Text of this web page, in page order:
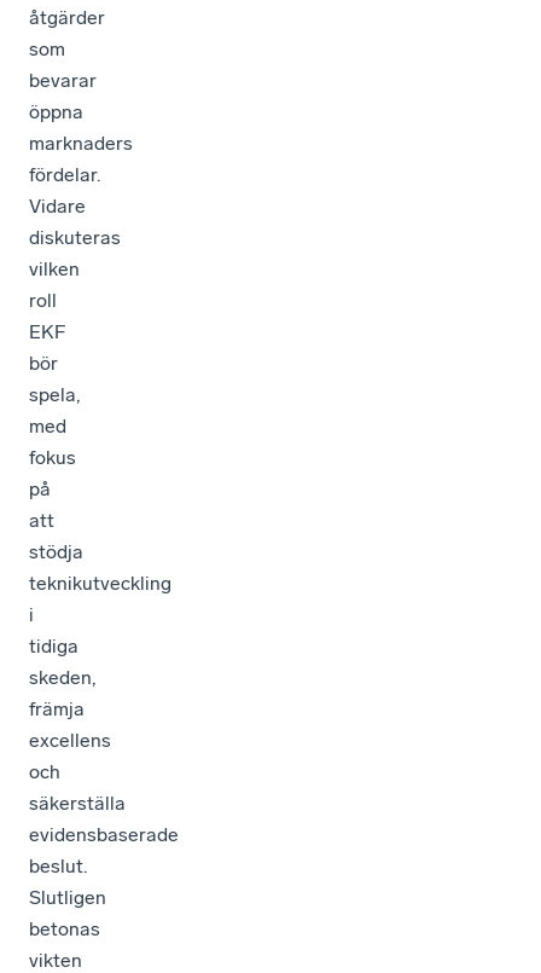
åtgärder
som
bevarar
öppna
marknaders
fördelar.
Vidare
diskuteras
vilken
roll
EKF
bör
spela,
med
fokus
på
att
stödja
teknikutveckling
i
tidiga
skeden,
främja
excellens
och
säkerställa
evidensbaserade
beslut.
Slutligen
betonas
vikten